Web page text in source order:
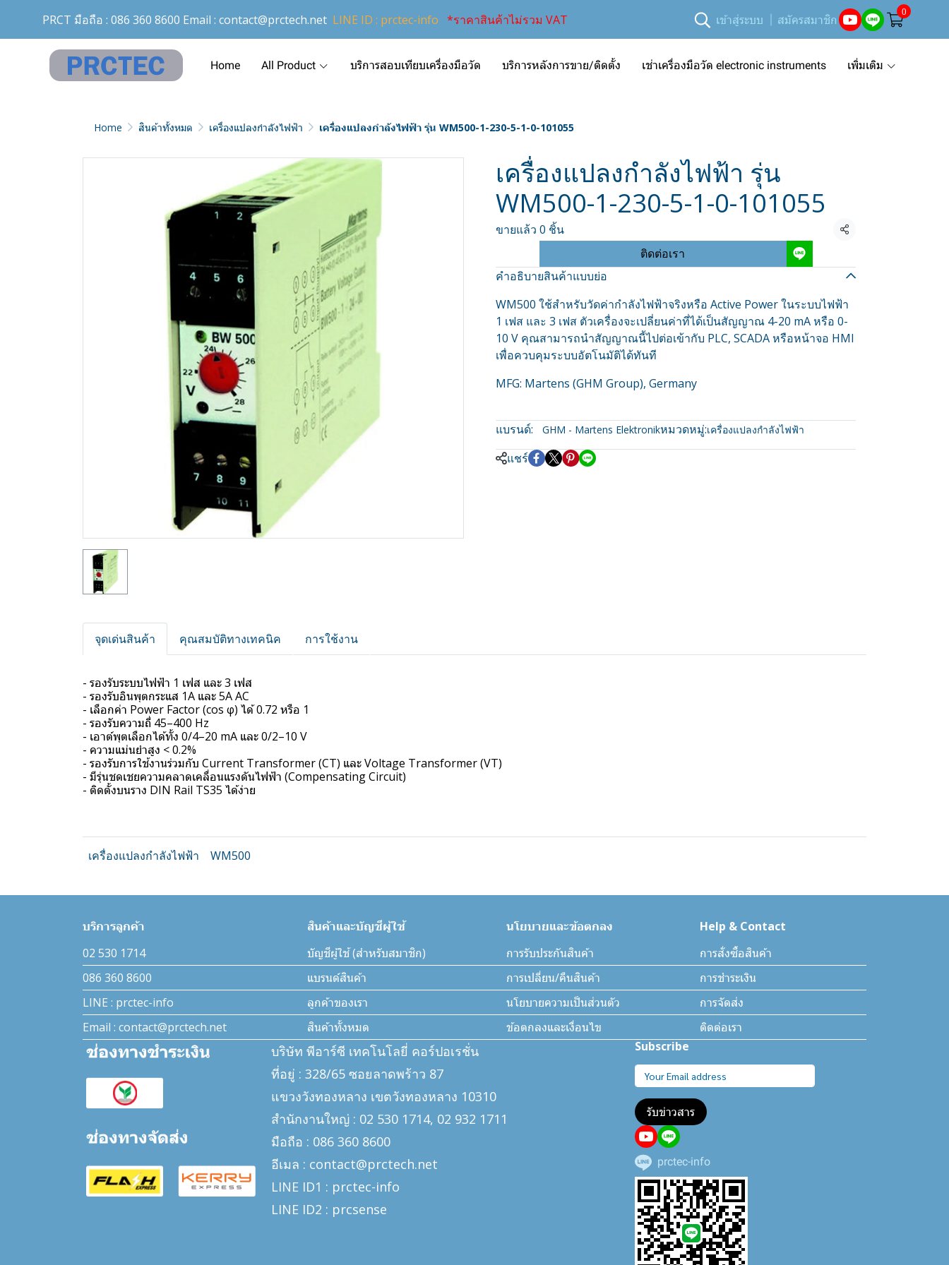
PRCT มือถือ : 086 360 8600 Email : contact@prctech.net LINE ID : prctec-info *ราคาสินค้าไม่รวม VAT เข้าสู่ระบบ สมัครสมาชิก
0
Home All Product บริการสอบเทียบเครื่องมือวัด บริการหลังการขาย/ติดตั้ง เช่าเครื่องมือวัด electronic instruments เพิ่มเติม
Home สินค้าทั้งหมด เครื่องแปลงกำลังไฟฟ้า เครื่องแปลงกำลังไฟฟ้า รุ่น WM500-1-230-5-1-0-101055
เครื่องแปลงกำลังไฟฟ้า รุ่น
WM500-1-230-5-1-0-101055
ขายแล้ว 0 ชิ้น
แชร์
ติดต่อเรา
คำอธิบายสินค้าแบบย่อ
WM500 ใช้สำหรับวัดค่ากำลังไฟฟ้าจริงหรือ Active Power ในระบบไฟฟ้า
1 เฟส และ 3 เฟส ตัวเครื่องจะเปลี่ยนค่าที่ได้เป็นสัญญาณ 4-20 mA หรือ 0-
10 V คุณสามารถนำสัญญาณนี้ไปต่อเข้ากับ PLC, SCADA หรือหน้าจอ HMI
เพื่อควบคุมระบบอัตโนมัติได้ทันที
MFG: Martens (GHM Group), Germany
แบรนด์: GHM - Martens Elektronikหมวดหมู่:เครื่องแปลงกำลังไฟฟ้า
แชร์
จุดเด่นสินค้า คุณสมบัติทางเทคนิค การใช้งาน
- รองรับระบบไฟฟ้า 1 เฟส และ 3 เฟส
- รองรับอินพุตกระแส 1A และ 5A AC
- เลือกค่า Power Factor (cos φ) ได้ 0.72 หรือ 1
- รองรับความถี่ 45–400 Hz
- เอาต์พุตเลือกได้ทั้ง 0/4–20 mA และ 0/2–10 V
- ความแม่นยำสูง < 0.2%
- รองรับการใช้งานร่วมกับ Current Transformer (CT) และ Voltage Transformer (VT)
- มีรุ่นชดเชยความคลาดเคลื่อนแรงดันไฟฟ้า (Compensating Circuit)
- ติดตั้งบนราง DIN Rail TS35 ได้ง่าย
เครื่องแปลงกำลังไฟฟ้า WM500
บริการลูกค้า
02 530 1714
086 360 8600
LINE : prctec-info
Email : contact@prctech.net
สินค้าและบัญชีผู้ใช้
บัญชีผู้ใช้ (สำหรับสมาชิก)
แบรนด์สินค้า
ลูกค้าของเรา
สินค้าทั้งหมด
นโยบายและข้อตกลง
การรับประกันสินค้า
การเปลี่ยน/คืนสินค้า
นโยบายความเป็นส่วนตัว
ข้อตกลงและเงื่อนไข
Help & Contact
การสั่งซื้อสินค้า
การชำระเงิน
การจัดส่ง
ติดต่อเรา
บริษัท พีอาร์ซี เทคโนโลยี่ คอร์ปอเรชั่น
ที่อยู่ : 328/65 ซอยลาดพร้าว 87
แขวงวังทองหลาง เขตวังทองหลาง 10310
สำนักงานใหญ่ : 02 530 1714, 02 932 1711
มือถือ : 086 360 8600
อีเมล : contact@prctech.net
LINE ID1 : prctec-info
LINE ID2 : prcsense
Subscribe
รับข่าวสาร
prctec-info